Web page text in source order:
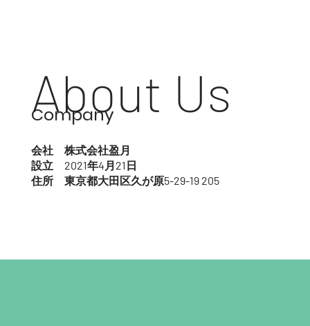
About Us
Company
会社 株式会社盈月
​設立 2021年4月21日
住所 東京都大田区久が原5-29-19 205